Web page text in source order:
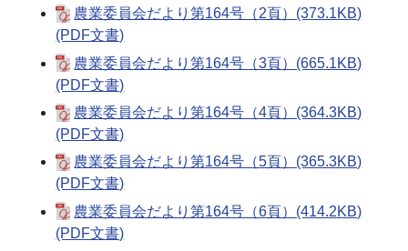
農業委員会だより第164号（2頁）(373.1KB)
(PDF文書)
農業委員会だより第164号（3頁）(665.1KB)
(PDF文書)
農業委員会だより第164号（4頁）(364.3KB)
(PDF文書)
農業委員会だより第164号（5頁）(365.3KB)
(PDF文書)
農業委員会だより第164号（6頁）(414.2KB)
(PDF文書)